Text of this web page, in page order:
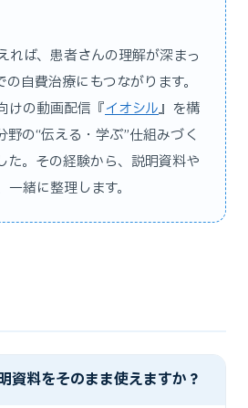
れば、患者さんの理解が深まっ
自費治療にもつながります。
けの動画配信『イオシル』を構
野の“伝える・学ぶ”仕組みづく
た。その経験から、説明資料や
緒に整理します。
資料をそのまま使えますか？